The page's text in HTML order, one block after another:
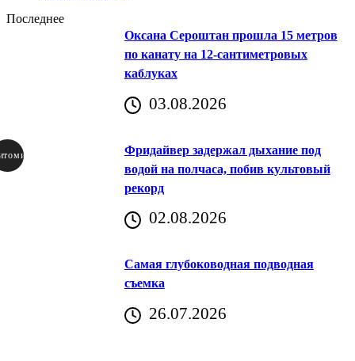
Последнее
Оксана Сероштан прошла 15 метров
по канату на 12-сантиметровых
каблуках
03.08.2026
Фридайвер задержал дыхание под
водой на полчаса, побив культовый
рекорд
02.08.2026
Самая глубоководная подводная
съемка
26.07.2026